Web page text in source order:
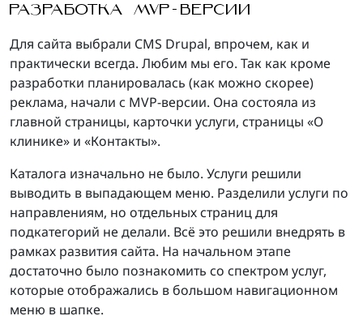
РАЗРАБОТКА MVP-ВЕРСИИ
Для сайта выбрали CMS Drupal, впрочем, как и
практически всегда. Любим мы его. Так как кроме
разработки планировалась (как можно скорее)
реклама, начали с MVP-версии. Она состояла из
главной страницы, карточки услуги, страницы «О
клинике» и «Контакты».
Каталога изначально не было. Услуги решили
выводить в выпадающем меню. Разделили услуги по
направлениям, но отдельных страниц для
подкатегорий не делали. Всё это решили внедрять в
рамках развития сайта. На начальном этапе
достаточно было познакомить со спектром услуг,
которые отображались в большом навигационном
меню в шапке.